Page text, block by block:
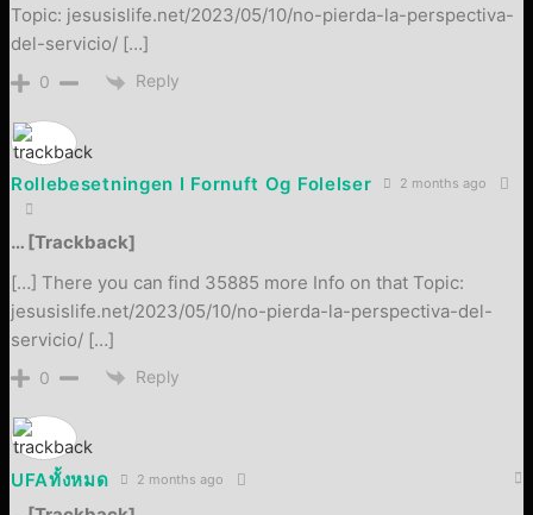
Topic: jesusislife.net/2023/05/10/no-pierda-la-perspectiva-
del-servicio/ […]
0 Reply
Rollebesetningen I Fornuft Og Folelser 2 months ago
… [Trackback]
[…] There you can find 35885 more Info on that Topic:
jesusislife.net/2023/05/10/no-pierda-la-perspectiva-del-
servicio/ […]
0 Reply
UFAทั้งหมด 2 months ago